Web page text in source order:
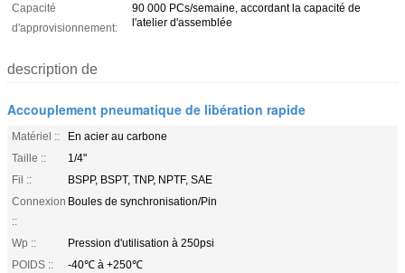
Capacité
d'approvisionnement:
90 000 PCs/semaine, accordant la capacité de
l'atelier d'assemblée
description de
Accouplement pneumatique de libération rapide
Matériel ::
En acier au carbone
Taille ::
1/4"
Fil ::
BSPP, BSPT, TNP, NPTF, SAE
Connexion
::
Boules de synchronisation/Pin
Wp ::
Pression d'utilisation à 250psi
POIDS ::
-40℃ à +250℃